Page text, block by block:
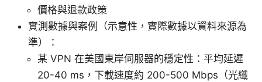
價格與退款政策
實測數據與案例（示意性，實際數據以資料來源為
準）：
某 VPN 在美國東岸伺服器的穩定性：平均延遲
20-40 ms，下載速度約 200-500 Mbps（光纖